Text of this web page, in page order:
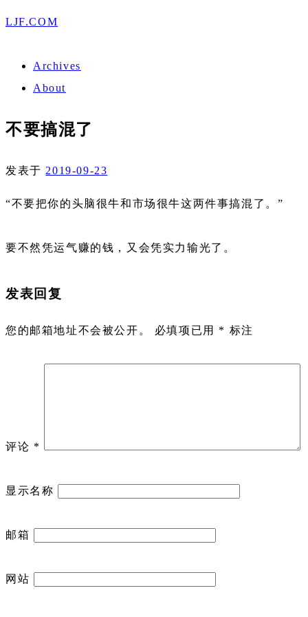
LJF.COM
Archives
About
不要搞混了
发表于 2019-09-23
“不要把你的头脑很牛和市场很牛这两件事搞混了。”
要不然凭运气赚的钱，又会凭实力输光了。
发表回复
您的邮箱地址不会被公开。 必填项已用 * 标注
评论 *
显示名称
邮箱
网站